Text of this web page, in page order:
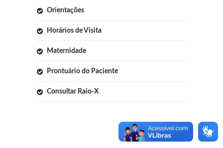
Orientações
Horários de Visita
Maternidade
Prontuário do Paciente
Consultar Raio-X